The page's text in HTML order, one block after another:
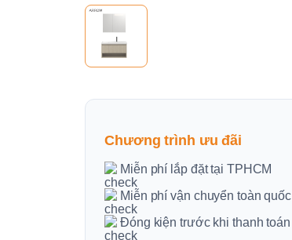
Chương trình ưu đãi
Miễn phí lắp đặt tại TPHCM
Miễn phí vận chuyển toàn quốc
Đóng kiện trước khi thanh toán